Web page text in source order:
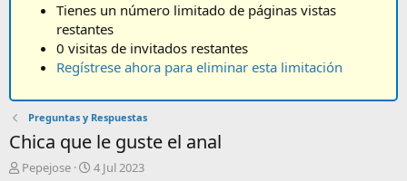
Tienes un número limitado de páginas vistas
restantes
0 visitas de invitados restantes
Regístrese ahora para eliminar esta limitación
Preguntas y Respuestas
Chica que le guste el anal
A
Pepejose
F
4 Jul 2023